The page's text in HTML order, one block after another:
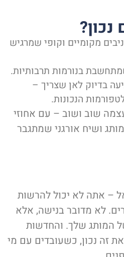
מקומיים וקופי שמרגיש
בנורמות תרבותיות.
בדיוק לאן שצריך –
הנכונות.
שוב ושוב – עם אחוזי
ושיח אורגני שמתגבר
– אתה לא יכול להרשות
לא מדובר בנישה, אלא
המותג שלך. והחדשות
זה נכון, כשעובדים עם מי